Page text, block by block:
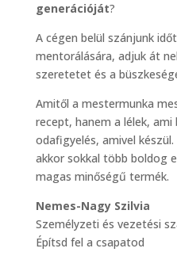
generációját?
A cégen belül szánjunk
mentorálására, adjuk át
szeretetet és a
Amitől a mestermunka
recept, hanem a lélek,
odafigyelés, amivel
akkor sokkal több boldog
magas minőségű termék.
Nemes-Nagy Szilvia
Személyzeti és vezetési
Építsd fel a csapatod